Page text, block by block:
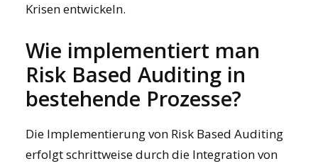
Krisen entwickeln.
Wie implementiert man
Risk Based Auditing in
bestehende Prozesse?
Die Implementierung von Risk Based Auditing
erfolgt schrittweise durch die Integration von